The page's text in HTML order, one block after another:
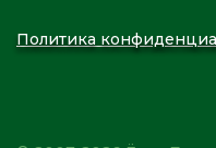
Политика